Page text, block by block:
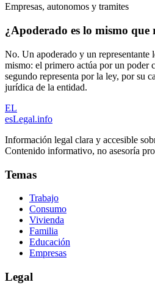
Empresas, autonomos y tramites
¿Apoderado es lo mismo que
No. Un apoderado y un representante
mismo: el primero actúa por un poder
segundo representa por la ley, por su
jurídica de la entidad.
EL
esLegal.info
Información legal clara y accesible
Contenido informativo, no asesoría
Temas
Trabajo
Consumo
Vivienda
Familia
Educación
Empresas
Legal